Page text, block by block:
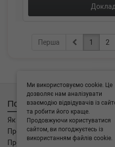
Перша 1 2
Покупцям
Як замовити
Про оплату
Про доставку
Ми використовуємо cookie. Це
дозволяє нам аналізувати
взаємодію відвідувачів із
та робити його краще.
Продовжуючи користуватися
сайтом, ви погоджуєтесь із
використанням файлів cookie.